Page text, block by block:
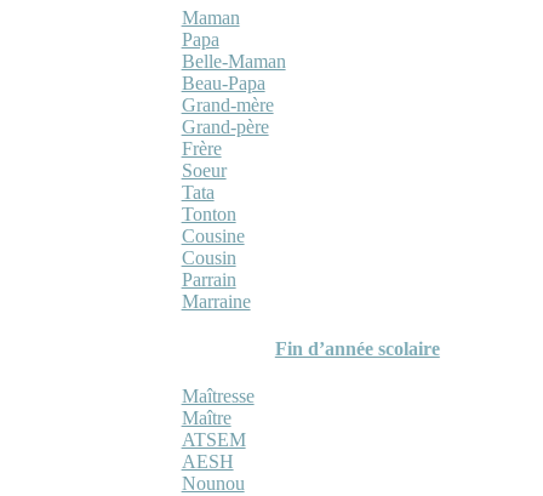
Maman
Papa
Belle-Maman
Beau-Papa
Grand-mère
Grand-père
Frère
Soeur
Tata
Tonton
Cousine
Cousin
Parrain
Marraine
Fin d’année scolaire
Maîtresse
Maître
ATSEM
AESH
Nounou